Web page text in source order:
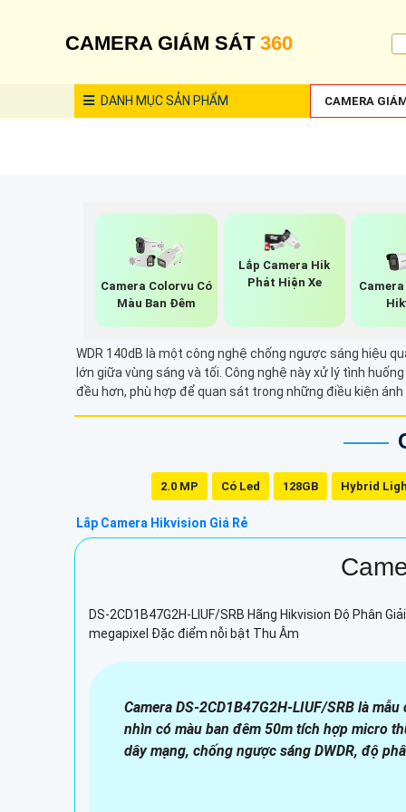
CAMERA GIÁM SÁT 360
DANH MỤCSẢN PHẨM CAMERA
Camera Colorvu Có
Màu Ban Đêm
Lắp Camera Hik
Phát Hiện Xe
WDR 140dB là một công nghệ chống ngược sáng hiệu
lớn giữa vùng sáng và tối. Công nghệ này xử lý tình
đều hơn, phù hợp để quan sát trong những điều kiện
2.0 MP Có Led 128GB Hybrid
Lắp Camera Hikvision Giá Rẻ
DS-2CD1B47G2H-LIUF/SRB Hãng Hikvision Độ Phân
megapixel Đặc điểm nỗi bật Thu Âm
Camera DS-2CD1B47G2H-LIUF/SRB là
nhìn có màu ban đêm 50m tích hợp micro
dây mạng, chống ngược sáng DWDR, độ